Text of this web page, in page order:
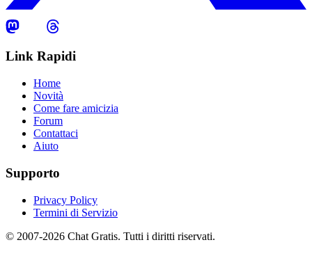
Link Rapidi
Home
Novità
Come fare amicizia
Forum
Contattaci
Aiuto
Supporto
Privacy Policy
Termini di Servizio
© 2007-2026 Chat Gratis. Tutti i diritti riservati.